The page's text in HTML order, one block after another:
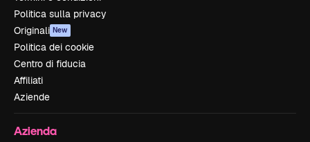
Politica sulla privacy
Originali New
Politica dei cookie
Centro di fiducia
Affiliati
Aziende
Azienda